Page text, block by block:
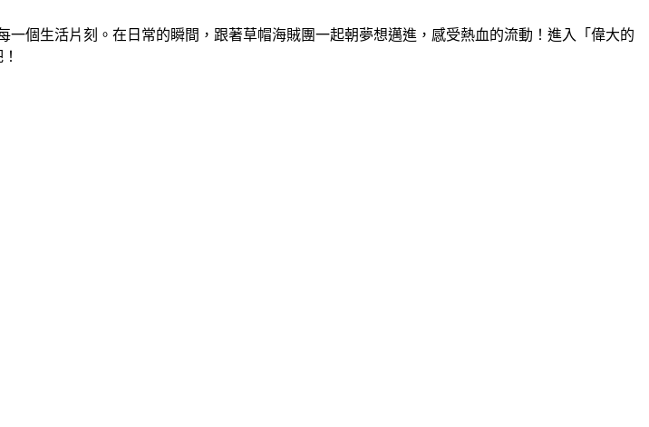
個生活片刻。在日常的瞬間，跟著草帽海賊團一起朝夢想邁進，感受熱血的流動！進入「偉大的